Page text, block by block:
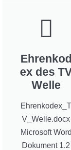
Ehrenkod
ex des
Welle
Ehrenkodex_T
V_Welle.docx
Microsoft Word
Dokument 1.2